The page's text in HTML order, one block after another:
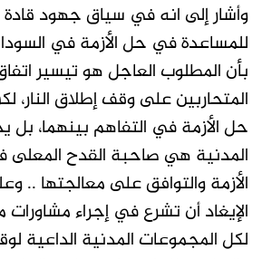
وأشار إلى انه في سياق جهود قادة
للمساعدة في حل الأزمة في
بأن المطلوب العاجل هو تيسير
المتحاربين على وقف إطلاق النار،
حل الأزمة في التفاهم بينهما،
المدنية هي صاحبة القدح
الأزمة والتوافق على معالجتها ..
الإيغاد أن تشرع في إجراء
لكل المجموعات المدنية الداعية